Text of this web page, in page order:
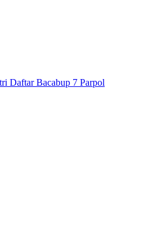
Daftar Bacabup 7 Parpol